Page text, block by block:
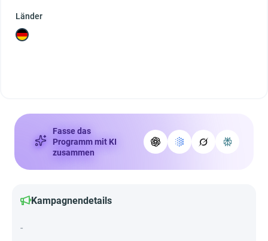
Länder
Fasse das
Programm mit KI
zusammen
Kampagnendetails
-